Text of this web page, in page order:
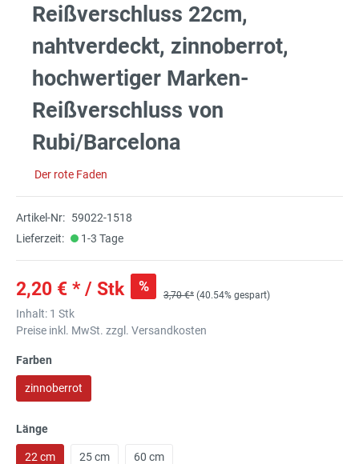
Reißverschluss 22cm,
nahtverdeckt, zinnoberrot,
hochwertiger Marken-
Reißverschluss von
Rubi/Barcelona
Der rote Faden
Artikel-Nr: 59022-1518
Lieferzeit:
1-3 Tage
2,20 € * / Stk %
3,70 €* (40.54% gespart)
Inhalt: 1 Stk
Preise inkl. MwSt. zzgl. Versandkosten
Farben
zinnoberrot
Länge
22 cm 25 cm 60 cm